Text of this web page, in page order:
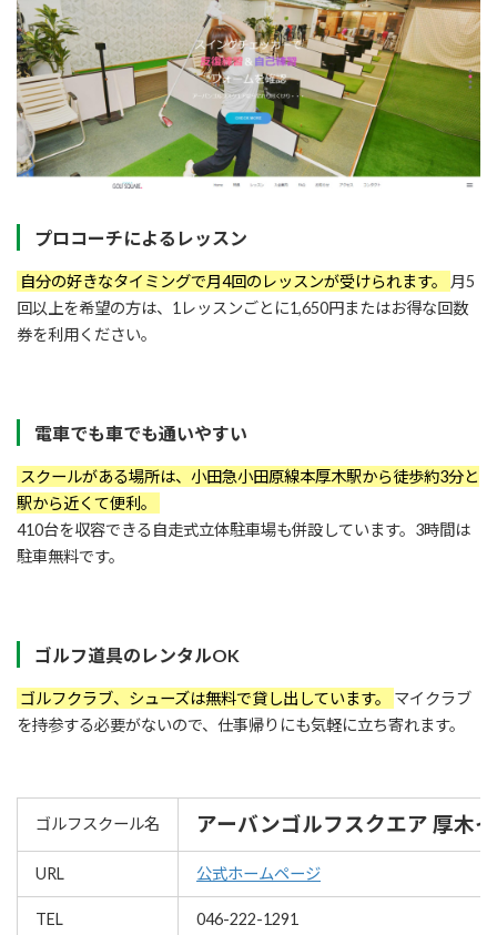
プロコーチによるレッスン
自分の好きなタイミングで月4回のレッスンが受けられます。 月5
回以上を希望の方は、1レッスンごとに1,650円またはお得な回数
券を利用ください。
電車でも車でも通いやすい
スクールがある場所は、小田急小田原線本厚木駅から徒歩約3分と
駅から近くて便利。
410台を収容できる自走式立体駐車場も併設しています。3時間は
駐車無料です。
ゴルフ道具のレンタルOK
ゴルフクラブ、シューズは無料で貸し出しています。 マイクラブ
を持参する必要がないので、仕事帰りにも気軽に立ち寄れます。
ゴルフスクール名 アーバンゴルフスクエア 厚木
URL 公式ホームページ
TEL 046-222-1291